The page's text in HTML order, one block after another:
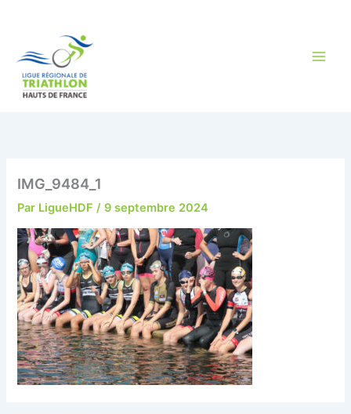
IMG_9484_1
Par LigueHDF/9 septembre 2024